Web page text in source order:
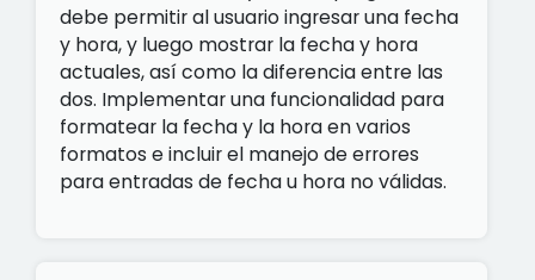
debe permitir al usuario ingresar una fecha
y hora, y luego mostrar la fecha y hora
actuales, así como la diferencia entre las
dos. Implementar una funcionalidad para
formatear la fecha y la hora en varios
formatos e incluir el manejo de errores
para entradas de fecha u hora no válidas.